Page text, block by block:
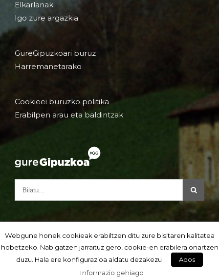
Elkarlanak
Igo zure argazkia
GureGipuzkoari buruz
Harremanetarako
Cookieei buruzko politika
Erabilpen arau eta baldintzak
Webgune honek cookieak erabiltzen ditu zure bisitaren kalitatea
hobetzeko. Nabigatzen jarraituz gero, cookie-en erabilera onartzen
duzu. Hala ere konfigurazioa aldatu dezakezu .
Ados
Informazio gehiago